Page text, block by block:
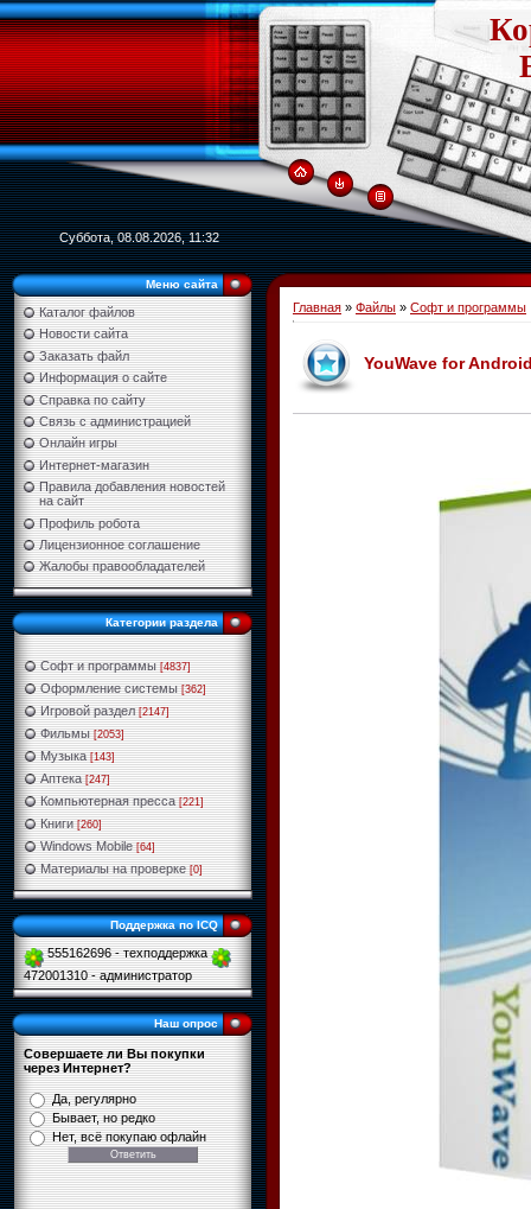
Суббота, 08.08.2026, 11:32
Меню сайта
Каталог файлов
Новости сайта
Заказать файл
Информация о сайте
Справка по сайту
Связь с администрацией
Онлайн игры
Интернет-магазин
Правила добавления новостей
на сайт
Профиль робота
Лицензионное соглашение
Жалобы правообладателей
Категории раздела
Софт и программы [4837]
Оформление системы [362]
Игровой раздел [2147]
Фильмы [2053]
Музыка [143]
Аптека [247]
Компьютерная пресса [221]
Книги [260]
Windows Mobile [64]
Материалы на проверке [0]
Поддержка по ICQ
555162696 - техподдержка
472001310 - администратор
Наш опрос
Совершаете ли Вы покупки
через Интернет?
Да, регулярно
Бывает, но редко
Нет, всё покупаю офлайн
Главная » Файлы » Софт и программы
YouWave for